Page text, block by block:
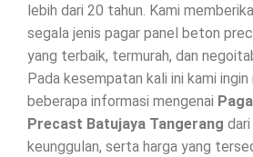
lebih dari 20 tahun. Kami
segala jenis pagar panel beton
yang terbaik, termurah, dan
Pada kesempatan kali ini kami
beberapa informasi mengenai
Precast Batujaya Tangerang dari
keunggulan, serta harga yang